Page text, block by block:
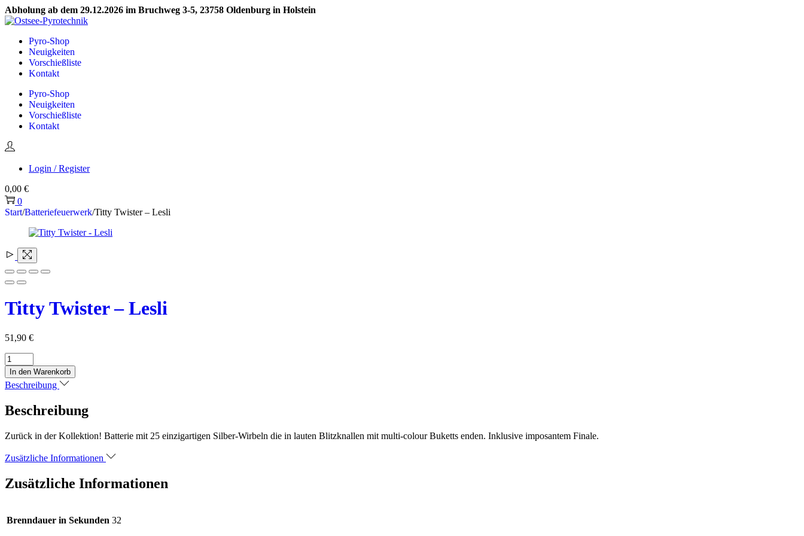
Abholung ab dem 29.12.2026 im Bruchweg 3-5, 23758 Oldenburg in Holstein
Skip
navigation
Skip
contentPyro-Shop
Neuigkeiten
Vorschießliste
Kontakt
Pyro-Shop
Neuigkeiten
Vorschießliste
Kontakt
Login / Register
0,00 €
0
Start/Batteriefeuerwerk/Titty Twister – Lesli
Titty Twister – Lesli
51,90 €
Titty
Twister
-
Lesli
In den Warenkorb
Beschreibung
Beschreibung
Zurück in der Kollektion! Batterie mit 25 einzigartigen Silber-Wirbeln die in lauten Blitzknallen mit multi-colour Buketts enden. Inklusive imposantem Finale.
Zusätzliche Informationen
Zusätzliche Informationen
Brenndauer in Sekunden 32